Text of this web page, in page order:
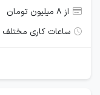
از ۸ میلیون تومان
ساعات کاری مختلف